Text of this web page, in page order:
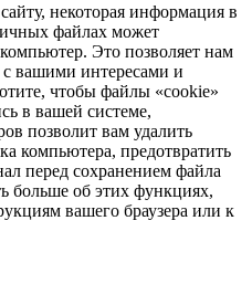
некоторая информация в
файлах может
Это позволяет нам
с вашими интересами и
чтобы файлы «cookie»
в вашей системе,
позволит вам удалить
компьютера, предотвратить
перед сохранением файла
больше об этих функциях,
вашего браузера или к